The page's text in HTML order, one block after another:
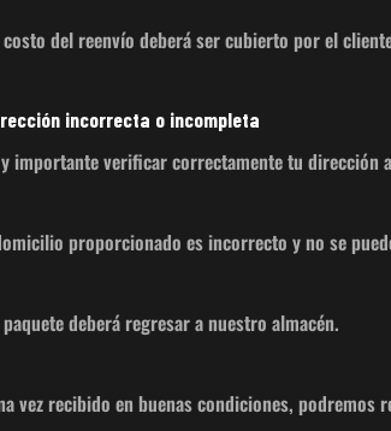
costo del reenvío deberá ser cubierto por el
incorrecta o incompleta
importante verificar correctamente tu dirección
proporcionado es incorrecto y no se
paquete deberá regresar a nuestro almacén.
vez recibido en buenas condiciones, podremos